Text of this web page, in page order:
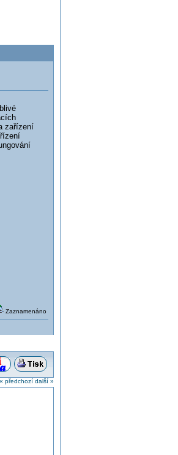
zařízení
Zaznamenáno
« předchozí další »